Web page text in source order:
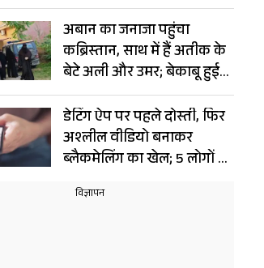
अबान का जनाजा पहुंचा
कब्रिस्तान, साथ में हैं अतीक के
बेटे अली और उमर; बेकाबू हुई
भीड़
डेटिंग ऐप पर पहले दोस्ती, फिर
अश्लील वीडियो बनाकर
ब्लैकमेलिंग का खेल; 5 लोगों से
ठग लिए 6 करोड़